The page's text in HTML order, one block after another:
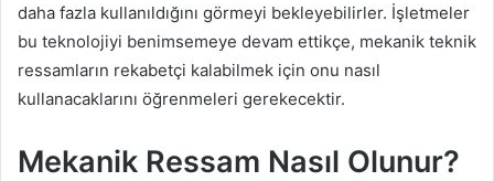
daha fazla kullanıldığını görmeyi bekleyebilirler. İşletmeler
bu teknolojiyi benimsemeye devam ettikçe, mekanik teknik
ressamların rekabetçi kalabilmek için onu nasıl
kullanacaklarını öğrenmeleri gerekecektir.
Mekanik Ressam Nasıl Olunur?